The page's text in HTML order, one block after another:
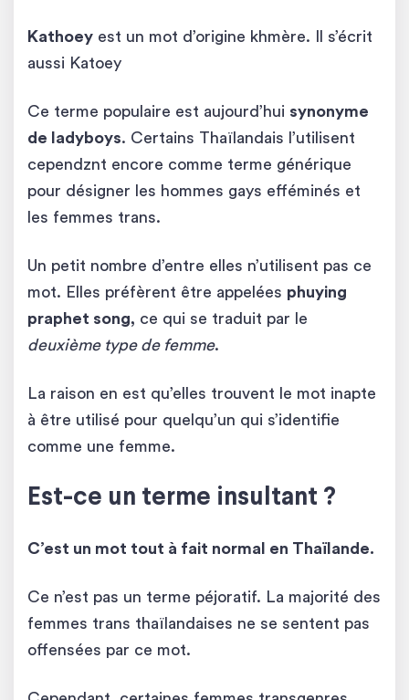
Kathoey est un mot d’origine khmère. Il s’écrit
aussi Katoey
Ce terme populaire est aujourd’hui synonyme
de ladyboys. Certains Thaïlandais l’utilisent
cependznt encore comme terme générique
pour désigner les hommes gays efféminés et
les femmes trans.
Un petit nombre d’entre elles n’utilisent pas ce
mot. Elles préfèrent être appelées phuying
praphet song, ce qui se traduit par le
deuxième type de femme.
La raison en est qu’elles trouvent le mot inapte
à être utilisé pour quelqu’un qui s’identifie
comme une femme.
Est-ce un terme insultant ?
C’est un mot tout à fait normal en Thaïlande.
Ce n’est pas un terme péjoratif. La majorité des
femmes trans thaïlandaises ne se sentent pas
offensées par ce mot.